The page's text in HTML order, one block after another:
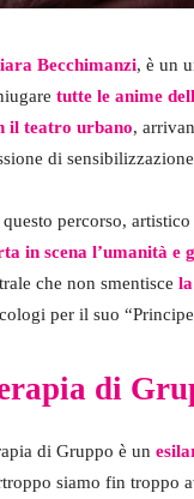
Becchimanzi, è un
tutte le anime
il teatro urbano,
di
percorso, artistico
in scena l’umanità e
che non smentisce
per il suo
di
di Gruppo è un
siamo fin troppo